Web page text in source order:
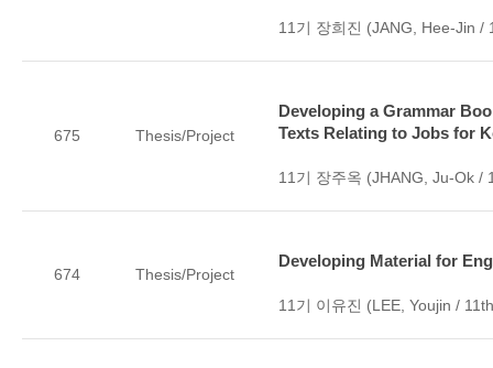
11기 장희진 (JANG, Hee-Jin /
675 Thesis/Project
Developing a Grammar
Texts Relating to Jobs for
11기 장주옥 (JHANG, Ju-Ok /
674 Thesis/Project
Developing Material for
11기 이유진 (LEE, Youjin /